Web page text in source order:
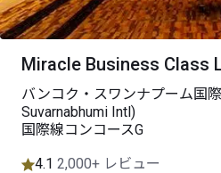
Miracle Business Class
バンコク・スワンナプーム国
Suvarnabhumi Intl)
国際線コンコースG
4.1 2,000+ レビュー